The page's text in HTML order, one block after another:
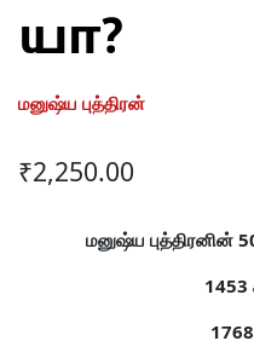
யா?
மனுஷ்ய புத்திரன்
₹2,250.00
மனுஷ்ய புத்திரனின்
1453
1768